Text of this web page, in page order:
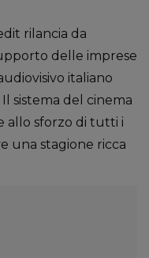
rilancia da
delle imprese
italiano
sistema del cinema
allo sforzo di tutti i
una stagione ricca